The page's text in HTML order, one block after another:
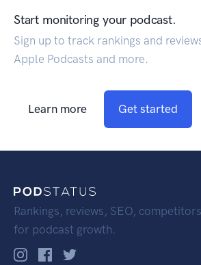
Start monitoring your podcast.
Sign up to track rankings and
Apple Podcasts and more.
Learn more Get started
Rankings, reviews, SEO,
for podcast growth.